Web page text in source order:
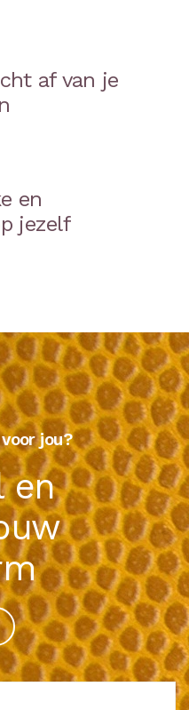
af van je
en
jezelf
jou?
en